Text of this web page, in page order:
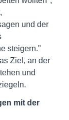
und der
steigern."
Ziel, an der
und
mit der